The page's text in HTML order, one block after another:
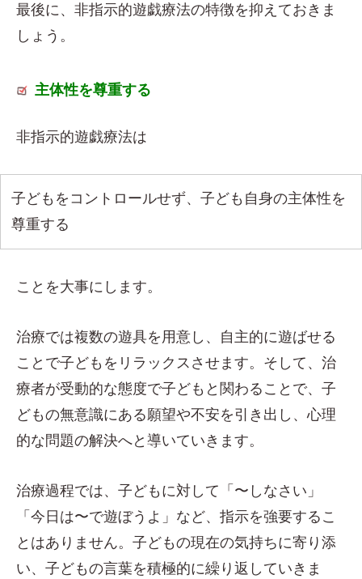
最後に、非指示的遊戯療法の特徴を抑えておきま
しょう。
主体性を尊重する
非指示的遊戯療法は
子どもをコントロールせず、子ども自身の主体性を
尊重する
ことを大事にします。
治療では複数の遊具を用意し、自主的に遊ばせる
ことで子どもをリラックスさせます。そして、治
療者が受動的な態度で子どもと関わることで、子
どもの無意識にある願望や不安を引き出し、心理
的な問題の解決へと導いていきます。
治療過程では、子どもに対して「〜しなさい」
「今日は〜で遊ぼうよ」など、指示を強要するこ
とはありません。子どもの現在の気持ちに寄り添
い、子どもの言葉を積極的に繰り返していきま